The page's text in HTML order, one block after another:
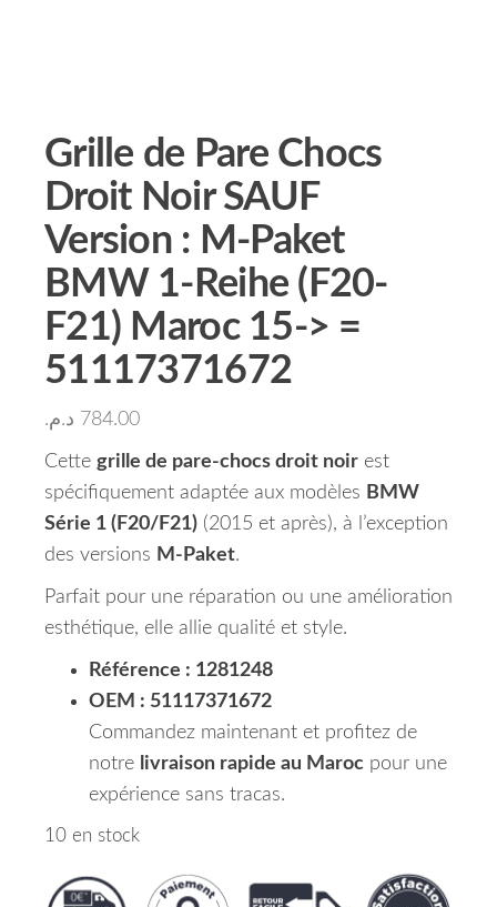
Grille de Pare Chocs
Droit Noir SAUF
Version : M-Paket
BMW 1-Reihe (F20-
F21) Maroc 15-> =
51117371672
784.00 د.م.
Cette grille de pare-chocs droit noir est
spécifiquement adaptée aux modèles BMW
Série 1 (F20/F21) (2015 et après), à l’exception
des versions M-Paket.
Parfait pour une réparation ou une amélioration
esthétique, elle allie qualité et style.
Référence : 1281248
OEM : 51117371672
Commandez maintenant et profitez de
notre livraison rapide au Maroc pour une
expérience sans tracas.
10 en stock